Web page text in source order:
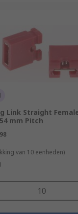
Link Straight
mm Pitch
van 10 eenheden)